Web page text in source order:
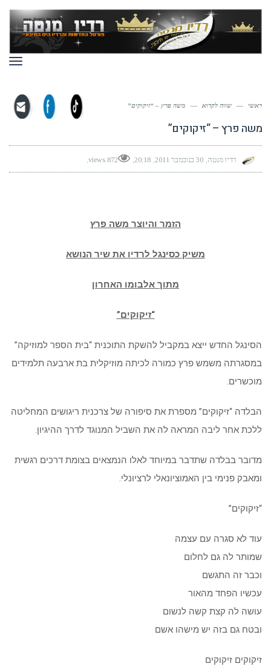
ראשי — שווה לקרוא — משה פרץ – “זיקוקים”
משה פרץ – “זיקוקים”
רדיו מנטה 30 בנובמבר 2011 20:18
872 views
הזמר והיוצר משה פרץ
משיק כסינגל לרדיו את שיר הנושא
מתוך אלבומו האחרון
“זיקוקים”
הסינגל החדש ייצא במקביל להשקת התוכנית “בית הספר למוזיקה”
במסגרתה משמש פרץ כמורה לכיתה מוזיקלית בת ארבעה תלמידים
מוכשרים.
הבלדה “זיקוקים” מספרת את סיפורה של צרכנית ריגושים המחליטה
ללכת אחר ליבה המראה לה את השביל המנוגד לדרך ההיגיון.
מדובר בבלדה שתדבר במיוחד לאלו הנמצאים בצומת דרכים רגשית
ומאבק פנימי בין האמוציונאלי לרציונלי.
“זיקוקים”
עוד לא סגרה עם עצמה
שמותר לה גם לחלום
וכבר זה התגשם
עכשיו הפחד מהאור
עושה לה קצת קשה לנשום
ובטח גם בזה יש מישהו אשם
זיקוקים זיקוקים